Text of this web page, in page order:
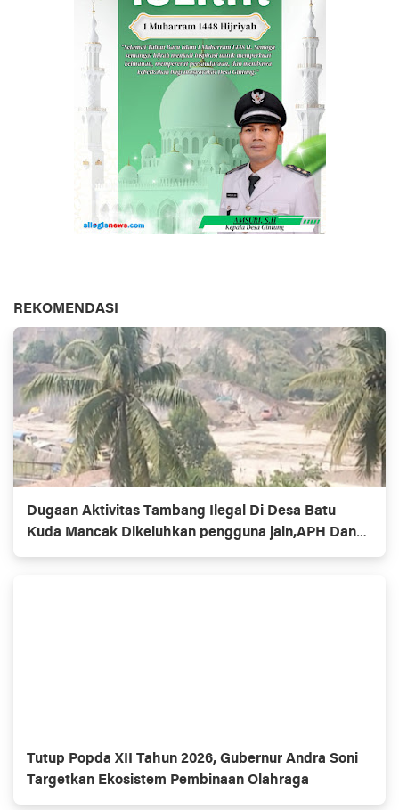
REKOMENDASI
Dugaan Aktivitas Tambang Ilegal Di Desa Batu
Kuda Mancak Dikeluhkan pengguna jaln,APH Dan
Pemerintah Di Minta Bertindak Tegas
Tutup Popda XII Tahun 2026, Gubernur Andra Soni
Targetkan Ekosistem Pembinaan Olahraga